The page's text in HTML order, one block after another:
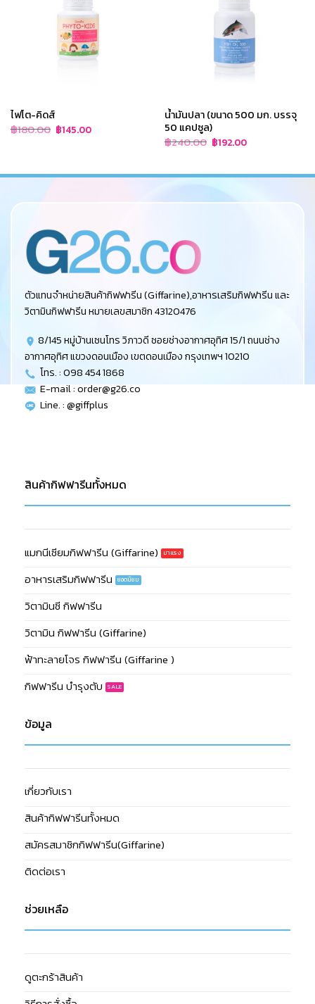
ไฟโต-คิดส์
฿180.00 Original
price
฿145.00Current
price
น้ำมันปลา (ขนาด 500 มก. บรรจุ
50 แคปซูล)
฿240.00 Original
price
฿192.00Current
price
ตัวแทนจำหน่ายสินค้ากิฟฟารีน (Giffarine),อาหารเสริมกิฟฟารีน และ
วิตามินกิฟฟารีน หมายเลขสมาชิก 43120476
8/145 หมู่บ้านเซนโทร วิภาวดี ซอยช่างอากาศอุทิศ 15/1 ถนนช่าง
อากาศอุทิศ แขวงดอนเมือง เขตดอนเมือง กรุงเทพฯ 10210
โทร. : 098 454 1868
E-mail :order@g26.co
Line. : @giffplus
สินค้ากิฟฟารีนทั้งหมด
แมกนีเซียมกิฟฟารีน (Giffarine)
อาหารเสริมกิฟฟารีน
วิตามินซี กิฟฟารีน
วิตามิน กิฟฟารีน (Giffarine)
ฟ้าทะลายโจร กิฟฟารีน (Giffarine )
กิฟฟารีน บำรุงตับ
ข้อมูล
เกี่ยวกับเรา
สินค้ากิฟฟารีนทั้งหมด
สมัครสมาชิกกิฟฟารีน(Giffarine)
ติดต่อเรา
ช่วยเหลือ
ดูตะกร้าสินค้า